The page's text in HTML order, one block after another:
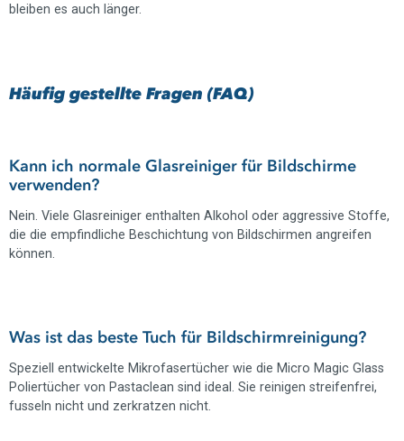
bleiben es auch länger.
Häufig gestellte Fragen (FAQ)
Kann ich normale Glasreiniger für Bildschirme
verwenden?
Nein. Viele Glasreiniger enthalten Alkohol oder aggressive Stoffe,
die die empfindliche Beschichtung von Bildschirmen angreifen
können.
Was ist das beste Tuch für Bildschirmreinigung?
Speziell entwickelte Mikrofasertücher wie die Micro Magic Glass
Poliertücher von Pastaclean sind ideal. Sie reinigen streifenfrei,
fusseln nicht und zerkratzen nicht.